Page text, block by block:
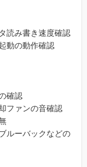
読み書き速度確認
動の動作確認
確認
ファンの音確認
ルーバックなどの